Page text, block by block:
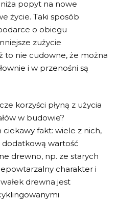
‌popyt na‌ nowe
życie. Taki sposób
o obiegu
‍zużycie
to⁢ nie⁣ cudowne, że można
i w przenośni są
‍korzyści płyną ⁤z użycia⁣
w budowie?
fakt: wiele ‌z nich,​
wartość
drewno, np. ze starych
charakter i
drewna ⁢jest